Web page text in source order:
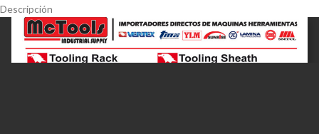
Descripción